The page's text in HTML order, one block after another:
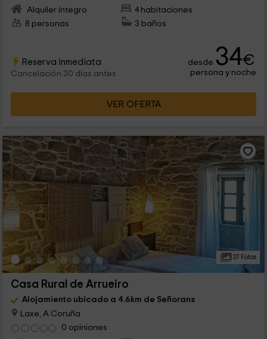
Alquiler íntegro
4 habitaciones
8 personas
3 baños
Reserva inmediata
Cancelación 30 días antes
desde 34€
persona y noche
VER OFERTA
37 Fotos
Casa Rural de Arrueiro
Alojamiento ubicado a 4.6km de Señorans
Laxe, A Coruña
0 opiniones